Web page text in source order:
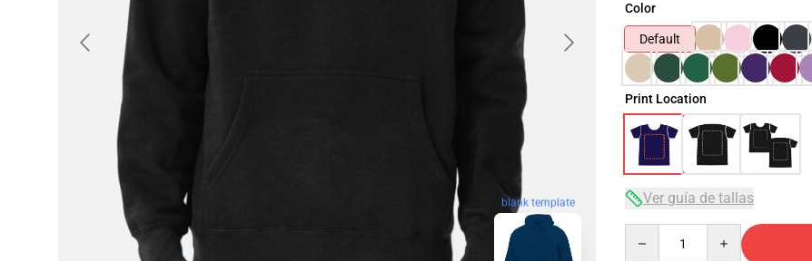
blank template
Color
Default
Print Location
Ver guía de tallas